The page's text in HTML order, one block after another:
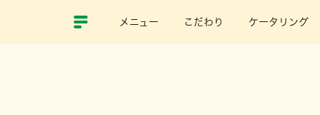
メニュー こだわり ケータリング